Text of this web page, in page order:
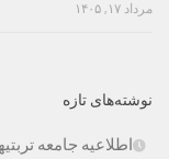
مرداد ۱۷, ۱۴۰۵
نوشته‌های تازه
اطلاعیه جامعه